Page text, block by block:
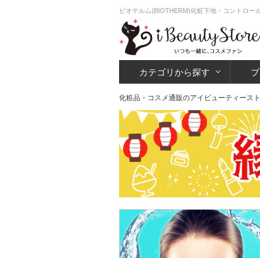
ビオテルム(BIOTHERM)化粧下地・コントロー
カテゴリから探す
化粧品・コスメ通販のアイビューティース